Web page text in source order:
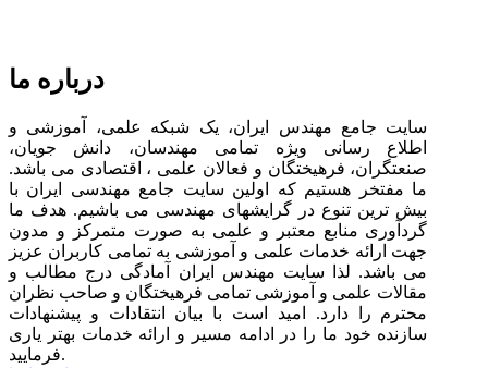
درباره ما
سایت جامع مهندس ایران، یک شبکه علمی، آموزشی و
اطلاع رسانی ویژه تمامی مهندسان، دانش جویان،
صنعتگران، فرهیختگان و فعالان علمی ، اقتصادی می باشد.
ما مفتخر هستیم که اولین سایت جامع مهندسی ایران با
بیش ترین تنوع در گرایشهای مهندسی می باشیم. هدف ما
گردآوری منابع معتبر و علمی به صورت متمرکز و مدون
جهت ارائه خدمات علمی و آموزشی به تمامی کاربران عزیز
می باشد. لذا سایت مهندس ایران آمادگی درج مطالب و
مقالات علمی و آموزشی تمامی فرهیختگان و صاحب نظران
محترم را دارد. امید است با بیان انتقادات و پیشنهادات
سازنده خود ما را در ادامه مسیر و ارائه خدمات بهتر یاری
فرمایید.